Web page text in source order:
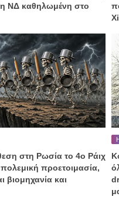
η ΝΔ καθηλωμένη στο
στη Ρωσία το 4ο Ράιχ
προετοιμασία,
βιομηχανία και